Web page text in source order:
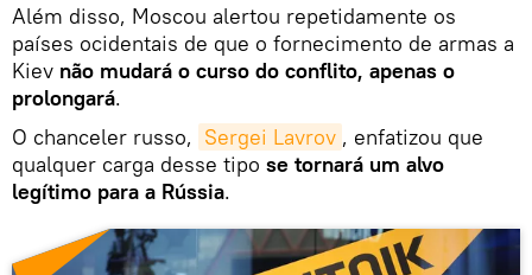
Além disso, Moscou alertou repetidamente os
países ocidentais de que o fornecimento de armas a
Kiev não mudará o curso do conflito, apenas o
prolongará.
O chanceler russo, Sergei Lavrov , enfatizou que
qualquer carga desse tipo se tornará um alvo
legítimo para a Rússia.